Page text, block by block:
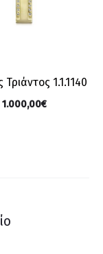
1.1.1140
1.000,00€